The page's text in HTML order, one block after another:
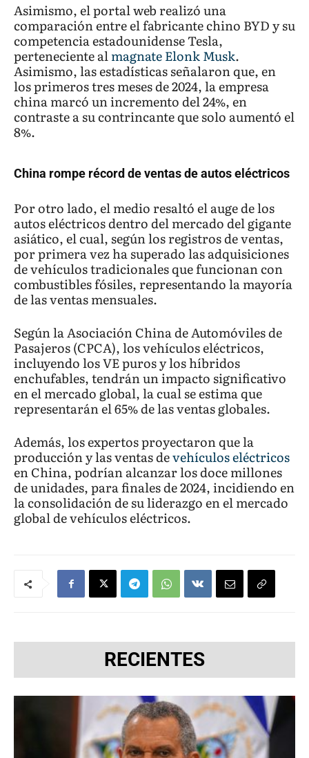
Asimismo, el portal web realizó una
comparación entre el fabricante chino BYD y su
competencia estadounidense Tesla,
perteneciente almagnate Elonk Musk.
Asimismo, las estadísticas señalaron que, en
los primeros tres meses de 2024, la empresa
china marcó un incremento del 24%, en
contraste a su contrincante que solo aumentó el
8%.
China rompe récord de ventas de autos eléctricos
Por otro lado, el medio resaltó el auge de los
autos eléctricos dentro del mercado del gigante
asiático, el cual, según los registros de ventas,
por primera vez ha superado las adquisiciones
de vehículos tradicionales que funcionan con
combustibles fósiles, representando la mayoría
de las ventas mensuales.
Según la Asociación China de Automóviles de
Pasajeros (CPCA), los vehículos eléctricos,
incluyendo los VE puros y los híbridos
enchufables, tendrán un impacto significativo
en el mercado global, la cual se estima que
representarán el 65% de las ventas globales.
Además, los expertos proyectaron que la
producción y las ventas devehículos eléctricos
en China, podrían alcanzar los doce millones
de unidades, para finales de 2024, incidiendo en
la consolidación de su liderazgo en el mercado
global de vehículos eléctricos.
RECIENTES